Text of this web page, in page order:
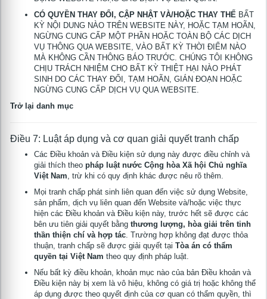
CÓ QUYỀN THAY ĐỔI, CẬP NHẬT VÀ/HOẶC THAY THẾ BẤT
KỲ NỘI DUNG NÀO TRÊN WEBSITE NÀY, HOẶC TẠM HOÃN,
NGỪNG CUNG CẤP MỘT PHẦN HOẶC TOÀN BỘ CÁC DỊCH
VỤ THÔNG QUA WEBSITE, VÀO BẤT KỲ THỜI ĐIỂM NÀO
MÀ KHÔNG CẦN THÔNG BÁO TRƯỚC. CHÚNG TÔI KHÔNG
CHỊU TRÁCH NHIỆM CHO BẤT KỲ THIỆT HẠI NÀO PHÁT
SINH DO CÁC THAY ĐỔI, TẠM HOÃN, GIÁN ĐOẠN HOẶC
NGỪNG CUNG CẤP DỊCH VỤ QUA WEBSITE.
Trở lại danh mục
Điều 7: Luật áp dụng và cơ quan giải quyết tranh chấp
Các Điều khoản và Điều kiện sử dụng này được điều chỉnh và
giải thích theo pháp luật nước Cộng hòa Xã hội Chủ nghĩa
Việt Nam , trừ khi có quy định khác được nêu rõ thêm.
Mọi tranh chấp phát sinh liên quan đến việc sử dụng Website,
sản phẩm, dịch vụ liên quan đến Website và/hoặc việc thực
hiện các Điều khoản và Điều kiện này, trước hết sẽ được các
bên ưu tiên giải quyết bằng thương lượng, hòa giải trên tinh
thần thiện chí và hợp tác . Trường hợp không đạt được thỏa
thuận, tranh chấp sẽ được giải quyết tại Tòa án có thẩm
quyền tại Việt Nam theo quy định pháp luật.
Nếu bất kỳ điều khoản, khoản mục nào của bản Điều khoản và
Điều kiện này bị xem là vô hiệu, không có giá trị hoặc không thể
áp dụng được theo quyết định của cơ quan có thẩm quyền, thì